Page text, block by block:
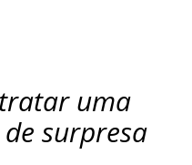
uma
surpresa